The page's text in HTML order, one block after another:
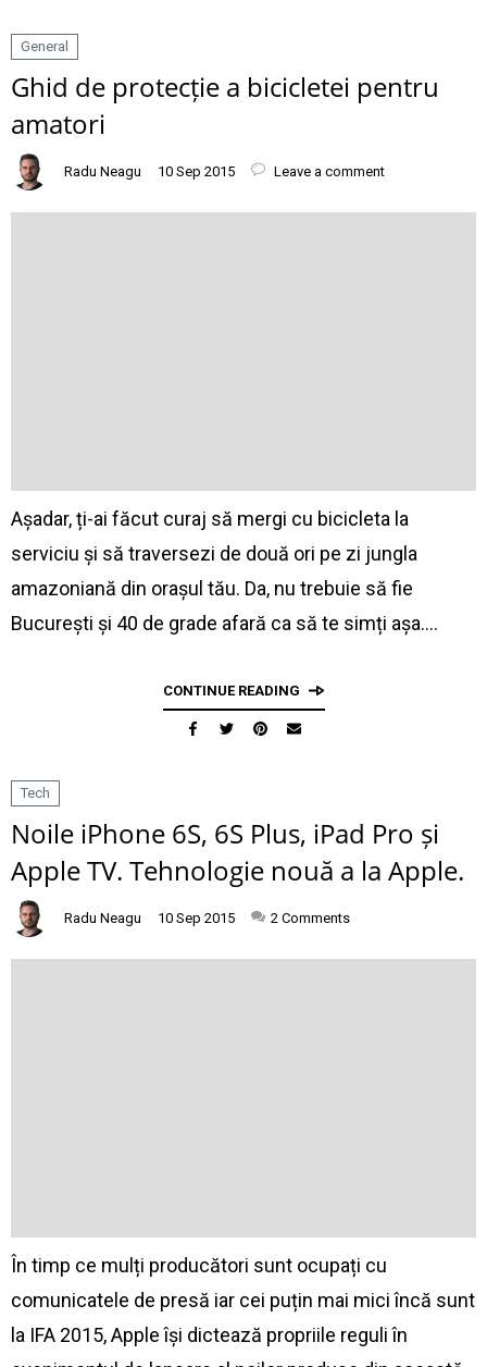
General
Ghid de protecție a bicicletei pentru
amatori
Radu Neagu 10 Sep 2015 Leave a comment
Așadar, ți-ai făcut curaj să mergi cu bicicleta la
serviciu și să traversezi de două ori pe zi jungla
amazoniană din orașul tău. Da, nu trebuie să fie
București și 40 de grade afară ca să te simți așa.…
CONTINUE READING
Tech
Noile iPhone 6S, 6S Plus, iPad Pro și
Apple TV. Tehnologie nouă a la Apple.
Radu Neagu 10 Sep 2015 2 Comments
În timp ce mulți producători sunt ocupați cu
comunicatele de presă iar cei puțin mai mici încă sunt
la IFA 2015, Apple își dictează propriile reguli în